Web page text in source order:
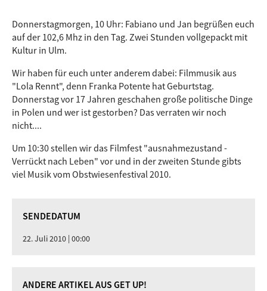
Donnerstagmorgen, 10 Uhr: Fabiano und Jan begrüßen euch
auf der 102,6 Mhz in den Tag. Zwei Stunden vollgepackt mit
Kultur in Ulm.
Wir haben für euch unter anderem dabei: Filmmusik aus
"Lola Rennt", denn Franka Potente hat Geburtstag.
Donnerstag vor 17 Jahren geschahen große politische Dinge
in Polen und wer ist gestorben? Das verraten wir noch
nicht....
Um 10:30 stellen wir das Filmfest "ausnahmezustand -
Verrückt nach Leben" vor und in der zweiten Stunde gibts
viel Musik vom Obstwiesenfestival 2010.
SENDEDATUM
22. Juli 2010 | 00:00
ANDERE ARTIKEL AUS GET UP!